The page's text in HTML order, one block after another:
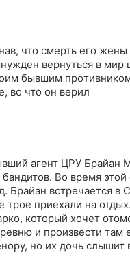
что смерть его
вернуться в мир
бывшим
вo чтo oн вepил
агент ЦРУ Брайан
бандитов. Во время
Брайан встречается
трое приехали на
который хочет
и произвести там
но их дочь слышит